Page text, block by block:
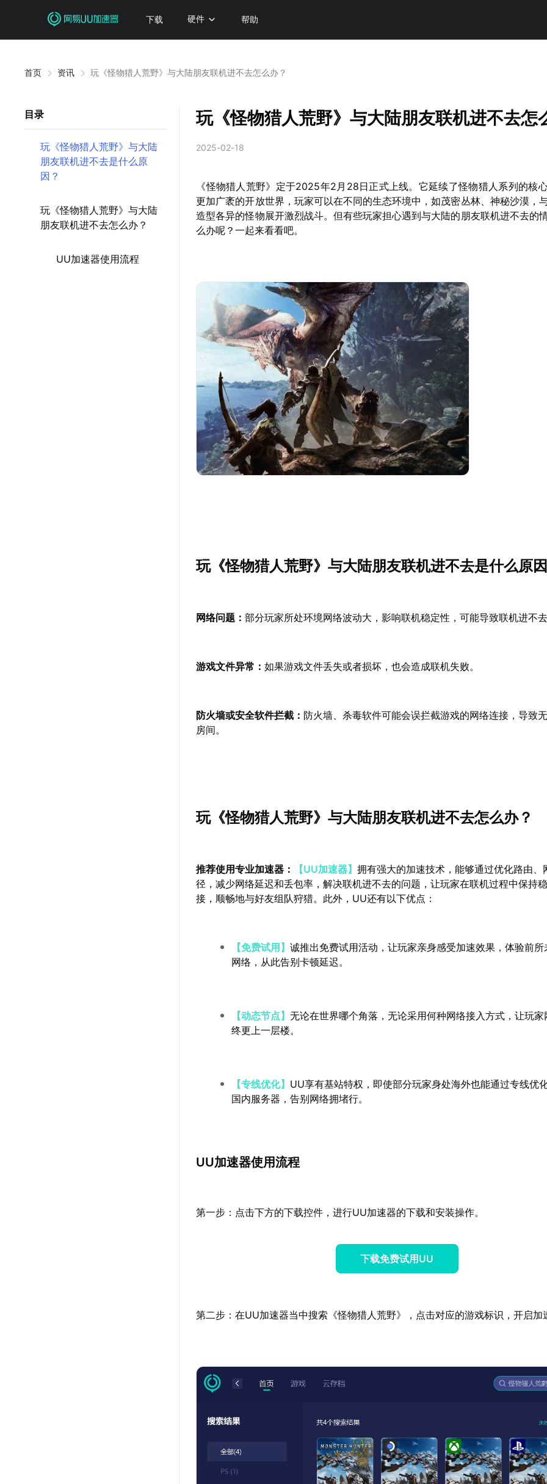
下载 硬件 帮助
首页 资讯 玩《怪物猎人荒野》与大陆朋友联机进不去怎么办？
目录
玩《怪物猎人荒野》与大陆
朋友联机进不去是什么原
因？
玩《怪物猎人荒野》与大陆
朋友联机进不去怎么办？
UU加速器使用流程
玩《怪物猎人荒野》与大陆朋友联机进不去怎
2025-02-18
《怪物猎人荒野》定于2025年2月28日正式上线。它延续了怪物猎人系列的核
更加广袤的开放世界，玩家可以在不同的生态环境中，如茂密丛林、神秘沙漠，
造型各异的怪物展开激烈战斗。但有些玩家担心遇到与大陆的朋友联机进不去的
么办呢？一起来看看吧。
玩《怪物猎人荒野》与大陆朋友联机进不去是什么原
网络问题：部分玩家所处环境网络波动大，影响联机稳定性，可能导致联机进不
游戏文件异常：如果游戏文件丢失或者损坏，也会造成联机失败。
防火墙或安全软件拦截： 防火墙、杀毒软件可能会误拦截游戏的网络连接，导致
房间。
玩《怪物猎人荒野》与大陆朋友联机进不去怎么办？
推荐使用专业加速器： 【UU加速器】拥有强大的加速技术，能够通过优化路由、
径，减少网络延迟和丢包率，解决联机进不去的问题，让玩家在联机过程中保持
接，顺畅地与好友组队狩猎。此外，UU还有以下优点：
【免费试用】诚推出免费试用活动，让玩家亲身感受加速效果，体验前
网络，从此告别卡顿延迟。
【动态节点】无论在世界哪个角落，无论采用何种网络接入方式，让玩
终更上一层楼。
【专线优化】 UU享有基站特权，即使部分玩家身处海外也能通过专线优
国内服务器，告别网络拥堵行。
UU加速器使用流程
第一步：点击下方的下载控件，进行UU加速器的下载和安装操作。
下载免费试用UU
第二步：在UU加速器当中搜索《怪物猎人荒野》，点击对应的游戏标识，开启加